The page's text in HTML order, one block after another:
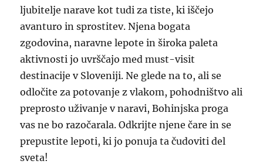
ljubitelje narave kot tudi za tiste, ki iščejo
avanturo in sprostitev. Njena bogata
zgodovina, naravne lepote in široka paleta
aktivnosti jo uvrščajo med must-visit
destinacije v Sloveniji. Ne glede na to, ali se
odločite za potovanje z vlakom, pohodništvo ali
preprosto uživanje v naravi, Bohinjska proga
vas ne bo razočarala. Odkrijte njene čare in se
prepustite lepoti, ki jo ponuja ta čudoviti del
sveta!